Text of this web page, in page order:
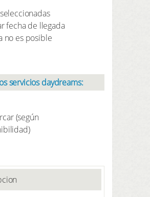
fecha de llegada
no es posible
servicios daydreams:
(según